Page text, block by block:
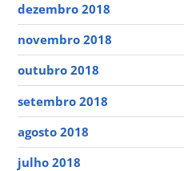
dezembro 2018
novembro 2018
outubro 2018
setembro 2018
agosto 2018
julho 2018